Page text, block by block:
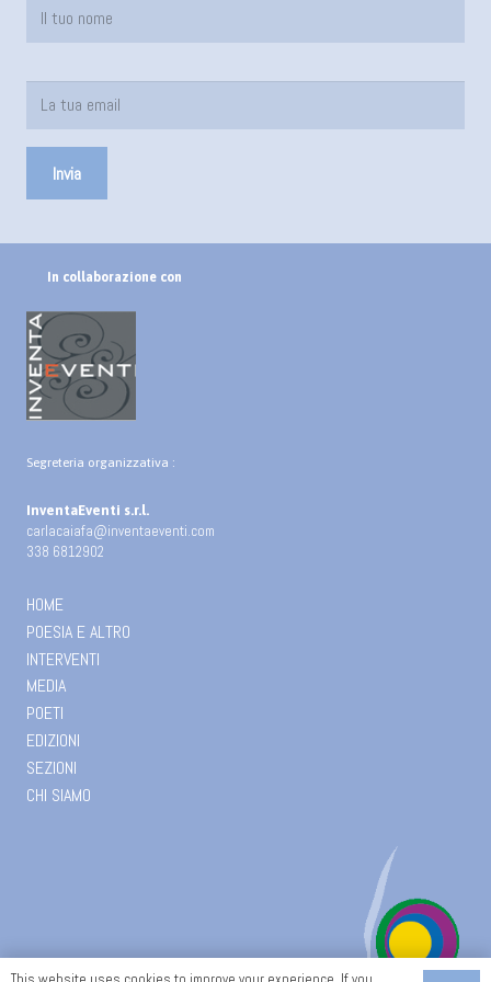
In collaborazione con
Segreteria organizzativa :
InventaEventi s.r.l.
carlacaiafa@inventaeventi.com
338 6812902
HOME
POESIA E ALTRO
INTERVENTI
MEDIA
POETI
EDIZIONI
SEZIONI
CHI SIAMO